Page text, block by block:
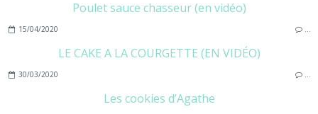
Poulet sauce chasseur (en vidéo)
15/04/2020 …
LE CAKE A LA COURGETTE (EN VIDÉO)
30/03/2020 …
Les cookies d’Agathe